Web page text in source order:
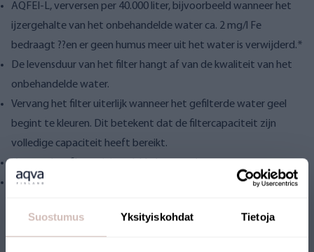
Suostumus Yksityiskohdat Tietoja
AQFEI-L, verversen per 40.000 liter, bijvoorbeeld wanneer het
ijzergehalte van het onbehandelde water ca. 2 mg/l Fe
bedraagt ??en er geen humus meer uit het water is verwijderd.*
De levensduur van het filter hangt af van de kwaliteit van het
onbehandelde water.
Vervang het filter uiterlijk wanneer het gefilterde water geel
begint te kleuren. Dit betekent dat de filtercapaciteit zijn
volledige capaciteit heeft bereikt.
Als u veranderingen in de kwaliteit van uw gezuiverde water
ongezuiverde water te laten uitvoeren.
Inhoud van het pakket: